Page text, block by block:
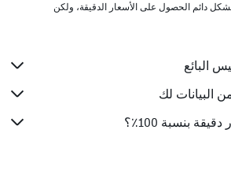
البيانات لك
بنسبة 100٪؟